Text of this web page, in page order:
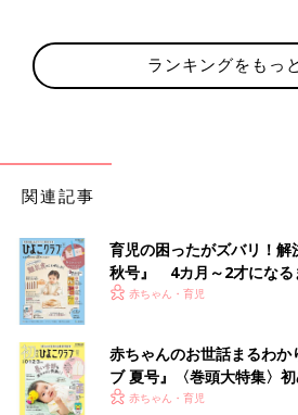
こちらはchiiiiiyanさんがリピ買いしたと
トカレンダー」。組み立て式で、中に
ようです。お気に入りのお菓子やおも
110円に見えない！ウッドツリー
ランキングをもっ
関連記事
育児の困ったがズバリ！
秋号』 4カ月～2才になる
いっぱい！
赤ちゃん・育児
赤ちゃんのお世話まるわ
ブ 夏号』〈巻頭大特集〉
く！ おっぱい・ミルクの
赤ちゃん・育児